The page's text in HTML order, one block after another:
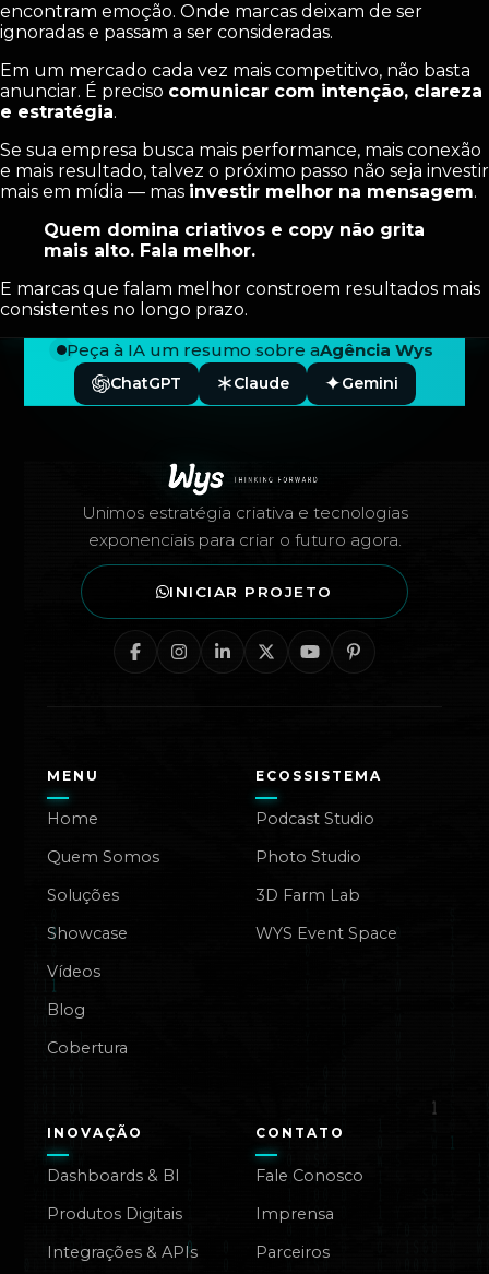
encontram emoção. Onde marcas deixam de ser
ignoradas e passam a ser consideradas.
Em um mercado cada vez mais competitivo, não basta
anunciar. É preciso comunicar com intenção, clareza
e estratégia.
Se sua empresa busca mais performance, mais conexão
e mais resultado, talvez o próximo passo não seja investir
mais em mídia — mas investir melhor na mensagem.
Quem domina criativos e copy não grita
mais alto. Fala melhor.
E marcas que falam melhor constroem resultados mais
consistentes no longo prazo.
Peça à IA um resumo sobre aAgência Wys
ChatGPT Claude Gemini
Unimos estratégia criativa e tecnologias
exponenciais para criar o futuro agora.
INICIAR PROJETO
MENU
Home
Quem Somos
Soluções
Showcase
Vídeos
Blog
Cobertura
ECOSSISTEMA
Podcast Studio
Photo Studio
3D Farm Lab
WYS Event Space
INOVAÇÃO
Dashboards & BI
Produtos Digitais
Integrações & APIs
CONTATO
Fale Conosco
Imprensa
Parceiros